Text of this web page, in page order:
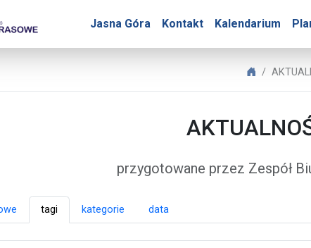
Jasna Góra Kontakt Kalendarium
Jasnej Góry –
Biuro
przygotowane przez Zespół
tagi kategorie data